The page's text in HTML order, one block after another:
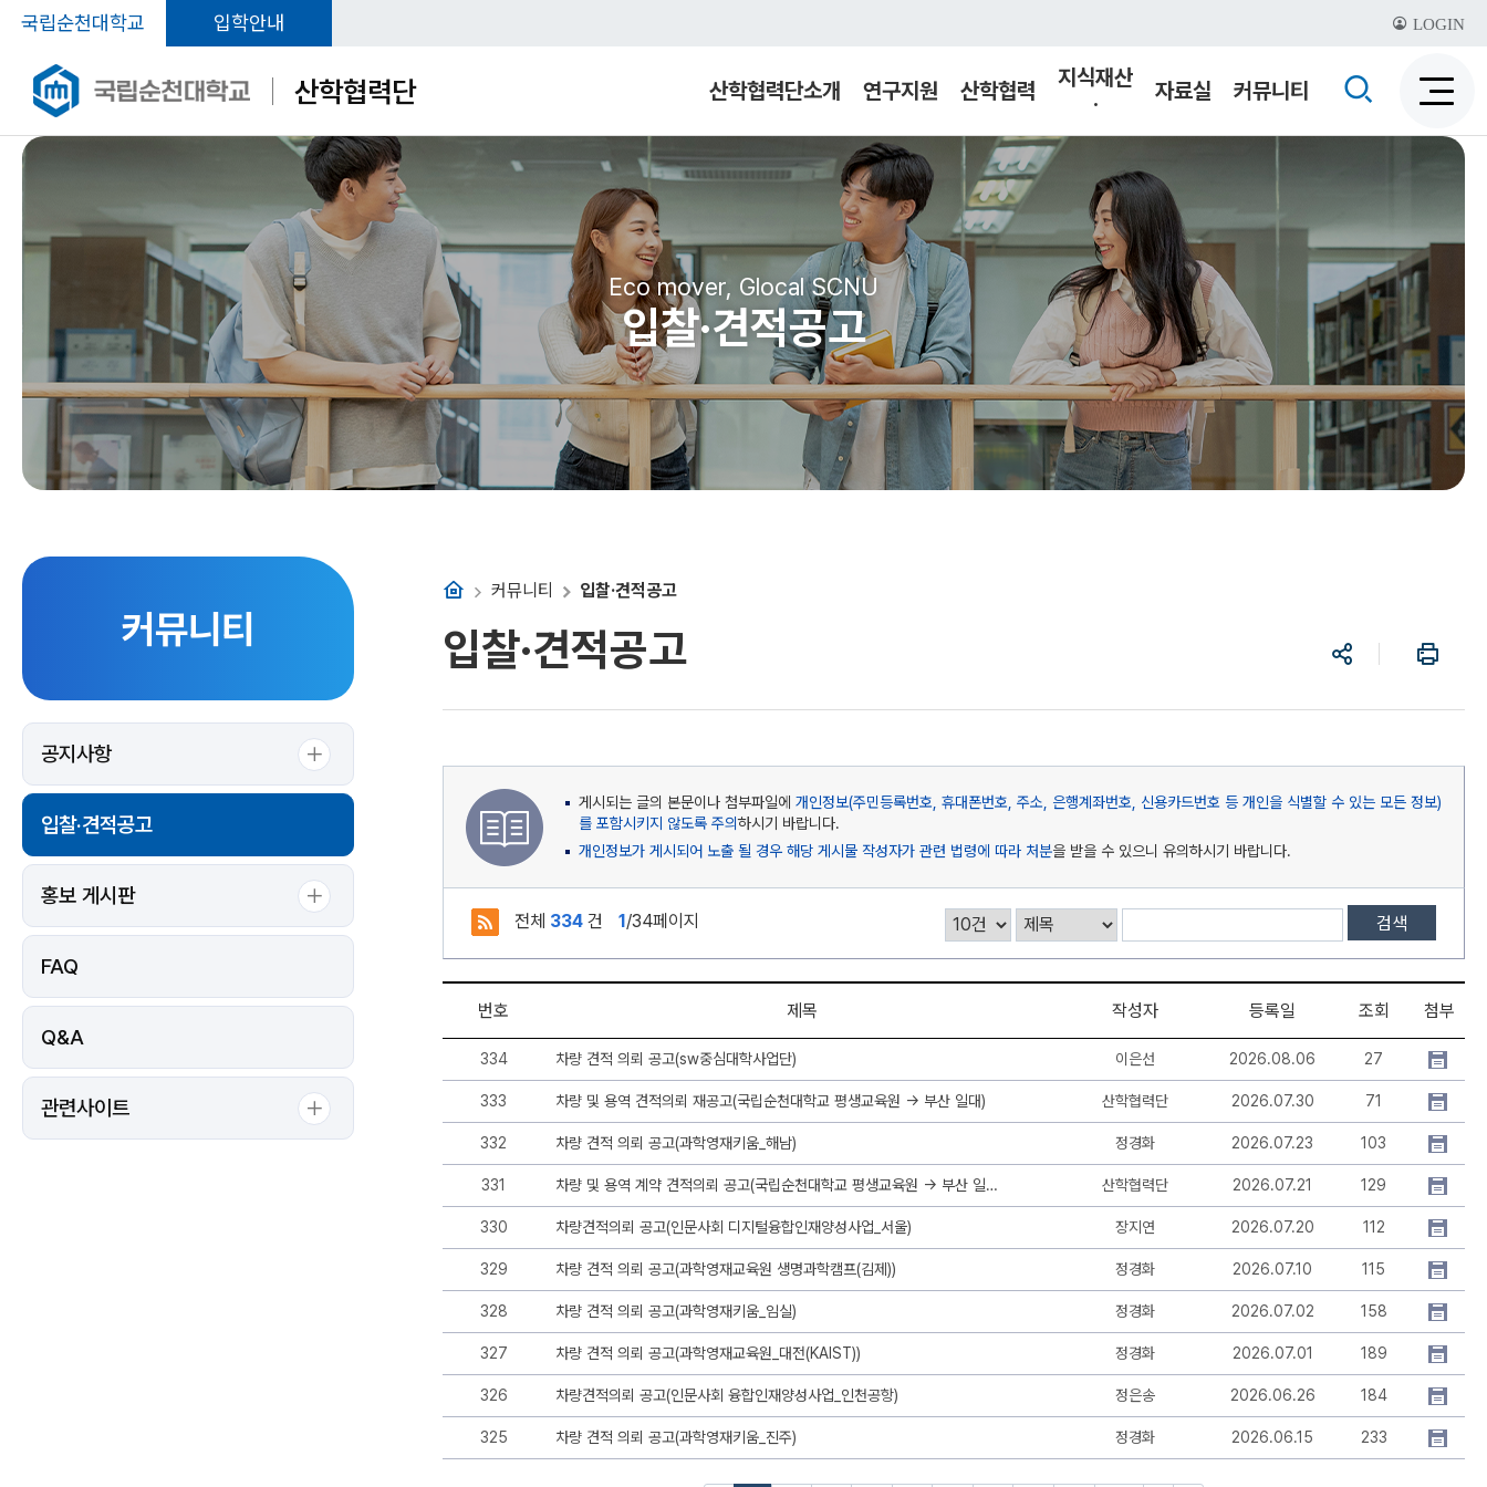
국립순천대학교 입학안내 LOGIN
산학협력단 산학협력단소개 연구지원 산학협력
지식재산
·
기술이전
자료실 커뮤니티
색
성
화
색
Eco mover, Glocal SCNU
입찰·견적공고
홈 커뮤니티 입찰·견적공고
커뮤니티
공지사항
입찰·견적공고
홍보 게시판
FAQ
Q&A
관련사이트
공
프
린
입찰·견적공고
게시되는 글의 본문이나 첨부파일에 개인정보(주민등록번호, 휴대폰번호, 주소, 은행계좌번호, 신용카드번호 등 개인을 식별할 수 있는 모든 정보)
를 포함시키지 않도록 주의하시기 바랍니다.
개인정보가 게시되어 노출 될 경우 해당 게시물 작성자가 관련 법령에 따라 처분을 받을 수 있으니 유의하시기 바랍니다.
전체 334 건 1/34페이지 검색
번호 제목 작성자 등록일 조회 첨부
334 차량 견적 의뢰 공고(sw중심대학사업단) 이은선 2026.08.06 27
333 차량 및 용역 견적의뢰 재공고(국립순천대학교 평생교육원 → 부산 일대) 산학협력단 2026.07.30 71
332 차량 견적 의뢰 공고(과학영재키움_해남) 정경화 2026.07.23 103
331 차량 및 용역 계약 견적의뢰 공고(국립순천대학교 평생교육원 → 부산 일대) 산학협력단 2026.07.21 129
330 차량견적의뢰 공고(인문사회 디지털융합인재양성사업_서울) 장지연 2026.07.20 112
329 차량 견적 의뢰 공고(과학영재교육원 생명과학캠프(김제)) 정경화 2026.07.10 115
328 차량 견적 의뢰 공고(과학영재키움_임실) 정경화 2026.07.02 158
327 차량 견적 의뢰 공고(과학영재교육원_대전(KAIST)) 정경화 2026.07.01 189
326 차량견적의뢰 공고(인문사회 융합인재양성사업_인천공항) 정은송 2026.06.26 184
325 차량 견적 의뢰 공고(과학영재키움_진주) 정경화 2026.06.15 233